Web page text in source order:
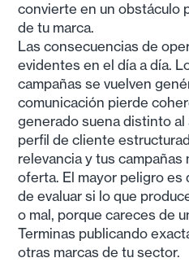
convierte en un obstáculo
de tu marca.
Las consecuencias de
evidentes en el día a día.
campañas se vuelven
comunicación pierde
generado suena distinto
perfil de cliente
relevancia y tus
oferta. El mayor peligro es
de evaluar si lo que
o mal, porque careces de
Terminas publicando
otras marcas de tu sector.